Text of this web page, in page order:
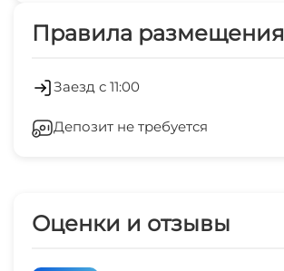
Холодильник
Гладильные принадлежности
СВЧ
Правила размещения
Заезд с 11:00
Депозит не требуется
Оценки и отзывы